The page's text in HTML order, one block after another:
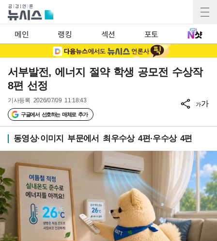
메인 랭킹 섹션 포토
서부발전, 에너지 절약 학생 공모전 수상작
8편 선정
기사등록 2026/07/09 11:18:43
구글에서 선호하는 매체로 추가
가가
동영상·이미지 부문에서 최우수상 4편·우수상 4편